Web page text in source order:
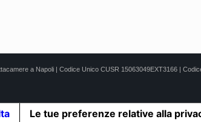
a Napoli | Codice Unico CUSR 15063049EXT3166 |
Le tue preferenze relative alla